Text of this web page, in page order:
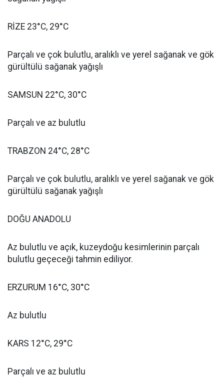
RİZE 23°C, 29°C
Parçalı ve çok bulutlu, aralıklı ve yerel sağanak ve gök
gürültülü sağanak yağışlı
SAMSUN 22°C, 30°C
Parçalı ve az bulutlu
TRABZON 24°C, 28°C
Parçalı ve çok bulutlu, aralıklı ve yerel sağanak ve gök
gürültülü sağanak yağışlı
DOĞU ANADOLU
Az bulutlu ve açık, kuzeydoğu kesimlerinin parçalı
bulutlu geçeceği tahmin ediliyor.
ERZURUM 16°C, 30°C
Az bulutlu
KARS 12°C, 29°C
Parçalı ve az bulutlu